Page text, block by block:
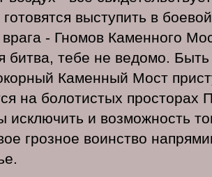
выступить в
врага - Гномов Каменного
тебе не ведомо.
Каменный Мост
на болотистых просторах
исключить и возможность
грозное воинство